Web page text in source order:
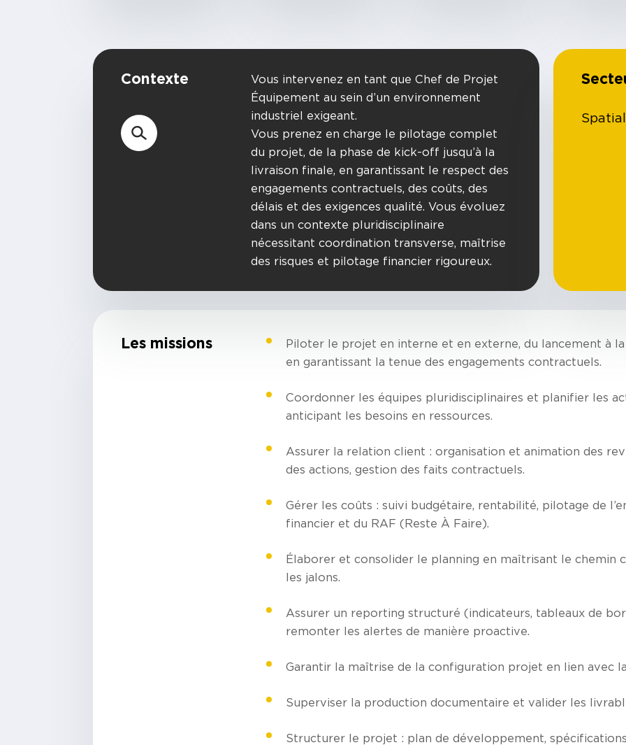
Contexte
Vous intervenez en tant que Chef de Projet
Équipement au sein d’un environnement
industriel exigeant.
Vous prenez en charge le pilotage complet
du projet, de la phase de kick-off jusqu’à la
livraison finale, en garantissant le respect des
engagements contractuels, des coûts, des
délais et des exigences qualité. Vous évoluez
dans un contexte pluridisciplinaire
nécessitant coordination transverse, maîtrise
des risques et pilotage financier rigoureux.
Spatial
Les missions
Piloter le projet en interne et en externe, du lancement à
en garantissant la tenue des engagements contractuels.
Coordonner les équipes pluridisciplinaires et planifier les
anticipant les besoins en ressources.
Assurer la relation client : organisation et animation des
des actions, gestion des faits contractuels.
Gérer les coûts : suivi budgétaire, rentabilité, pilotage de
financier et du RAF (Reste À Faire).
Élaborer et consolider le planning en maîtrisant le chemin
les jalons.
Assurer un reporting structuré (indicateurs, tableaux de
remonter les alertes de manière proactive.
Garantir la maîtrise de la configuration projet en lien avec
Superviser la production documentaire et valider les
Structurer le projet : plan de développement,